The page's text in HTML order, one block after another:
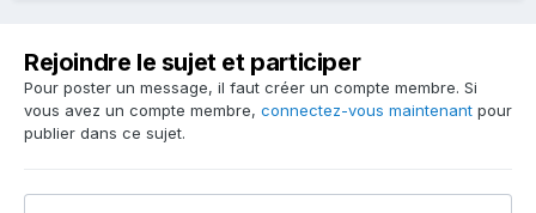
Rejoindre le sujet et participer
Pour poster un message, il faut créer un compte membre. Si
vous avez un compte membre, connectez-vous maintenant pour
publier dans ce sujet.